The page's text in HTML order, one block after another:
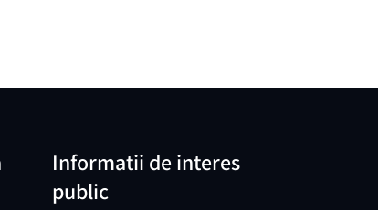
Informatii de interes
public